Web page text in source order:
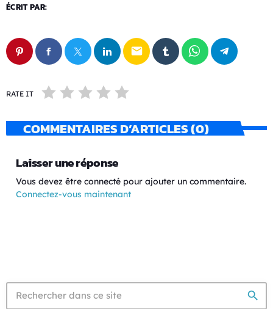
ÉCRIT PAR:
email
RATE IT
COMMENTAIRES D’ARTICLES (0)
Laisser une réponse
Vous devez être connecté pour ajouter un commentaire.
Connectez-vous maintenant
search